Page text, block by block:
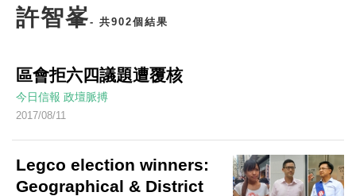
許智峯- 共902個結果
區會拒六四議題遭覆核
今日信報 政壇脈搏
2017/08/11
Legco election winners:
Geographical & District